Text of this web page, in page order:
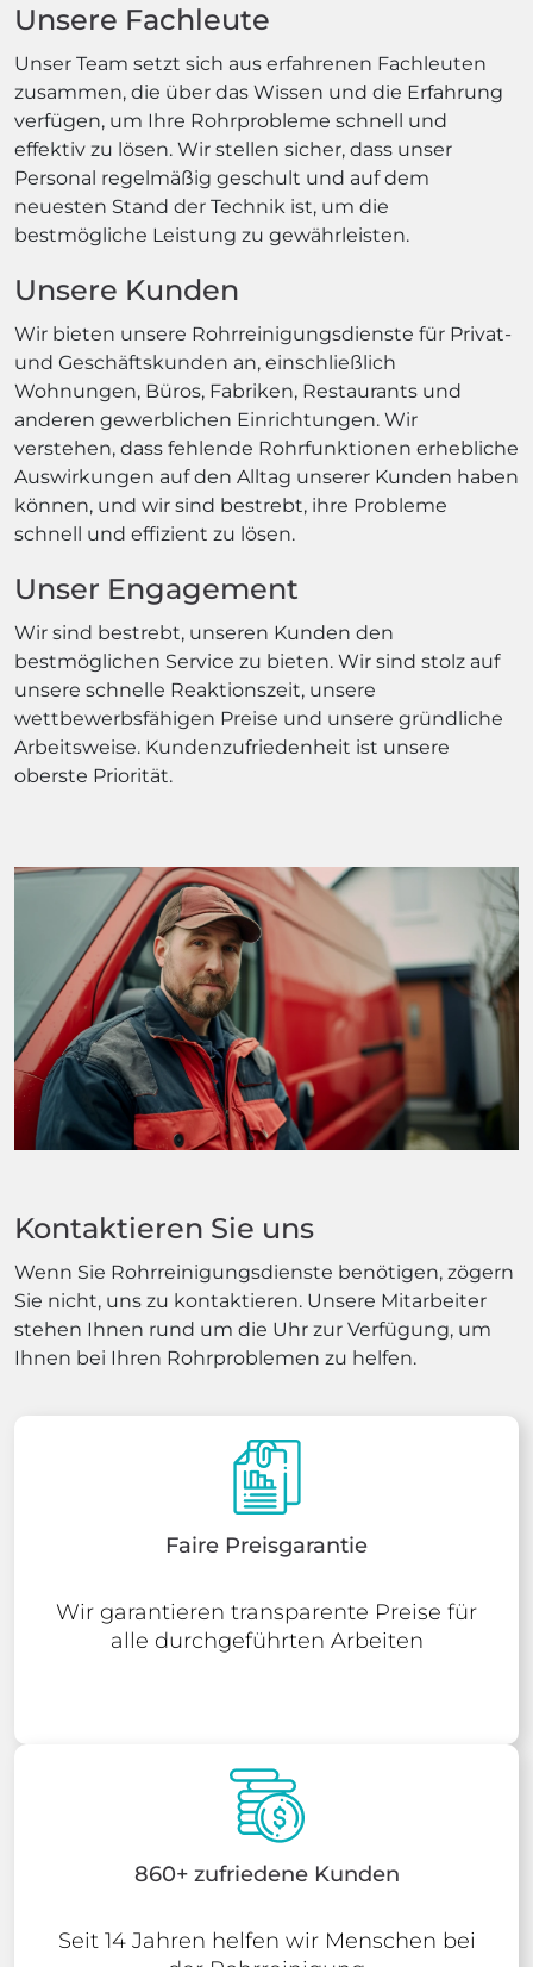
Unsere Fachleute
Unser Team setzt sich aus erfahrenen Fachleuten
zusammen, die über das Wissen und die Erfahrung
verfügen, um Ihre Rohrprobleme schnell und
effektiv zu lösen. Wir stellen sicher, dass unser
Personal regelmäßig geschult und auf dem
neuesten Stand der Technik ist, um die
bestmögliche Leistung zu gewährleisten.
Unsere Kunden
Wir bieten unsere Rohrreinigungsdienste für Privat-
und Geschäftskunden an, einschließlich
Wohnungen, Büros, Fabriken, Restaurants und
anderen gewerblichen Einrichtungen. Wir
verstehen, dass fehlende Rohrfunktionen erhebliche
Auswirkungen auf den Alltag unserer Kunden haben
können, und wir sind bestrebt, ihre Probleme
schnell und effizient zu lösen.
Unser Engagement
Wir sind bestrebt, unseren Kunden den
bestmöglichen Service zu bieten. Wir sind stolz auf
unsere schnelle Reaktionszeit, unsere
wettbewerbsfähigen Preise und unsere gründliche
Arbeitsweise. Kundenzufriedenheit ist unsere
oberste Priorität.
Kontaktieren Sie uns
Wenn Sie Rohrreinigungsdienste benötigen, zögern
Sie nicht, uns zu kontaktieren. Unsere Mitarbeiter
stehen Ihnen rund um die Uhr zur Verfügung, um
Ihnen bei Ihren Rohrproblemen zu helfen.
Faire Preisgarantie
Wir garantieren transparente Preise für
alle durchgeführten Arbeiten
860+ zufriedene Kunden
Seit 14 Jahren helfen wir Menschen bei